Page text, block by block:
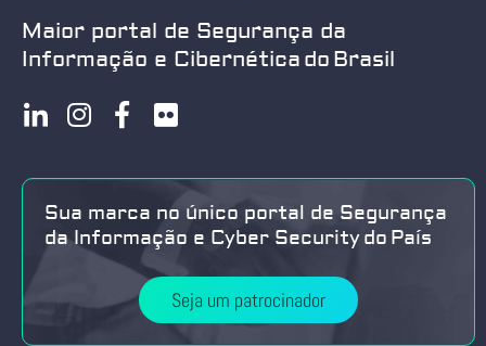
Maior portal de Segurança da
Informação e Cibernética do Brasil
Sua marca no único portal de Segurança
da Informação e Cyber Security do País
Seja um patrocinador